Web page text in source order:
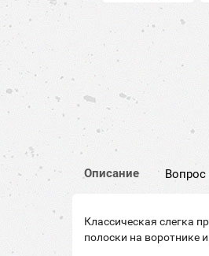
Описание
Классическая слегка
полоски на воротнике